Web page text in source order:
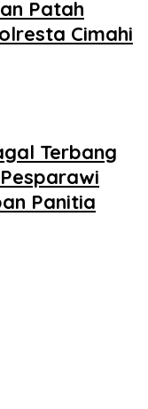
Patah
Cimahi
Terbang
Panitia